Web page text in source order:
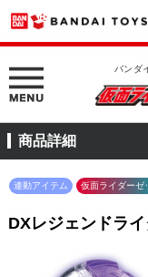
バンダ
商品詳細
連動アイテム 仮面ライダーゼ
DXレジェンドラ